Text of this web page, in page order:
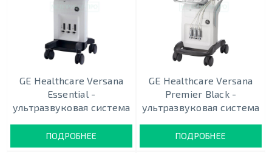
GE Healthcare Versana
Essential -
ультразвуковая система
ПОДРОБНЕЕ
GE Healthcare Versana
Premier Black -
ультразвуковая система
ПОДРОБНЕЕ